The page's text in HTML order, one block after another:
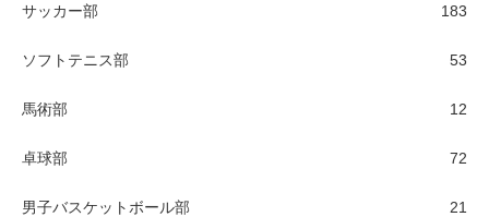
サッカー部 183
ソフトテニス部 53
馬術部 12
卓球部 72
男子バスケットボール部 21